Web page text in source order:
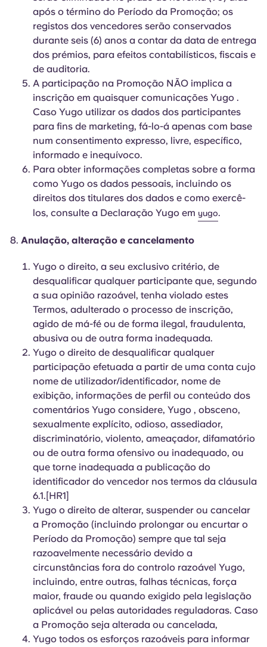
após o término do Período da Promoção; os
registos dos vencedores serão conservados
durante seis (6) anos a contar da data de entrega
dos prémios, para efeitos contabilísticos, fiscais e
de auditoria.
A participação na Promoção NÃO implica a
inscrição em quaisquer comunicações Yugo .
Caso Yugo utilizar os dados dos participantes
para fins de marketing, fá-lo-á apenas com base
num consentimento expresso, livre, específico,
informado e inequívoco.
Para obter informações completas sobre a forma
como Yugo os dados pessoais, incluindo os
direitos dos titulares dos dados e como exercê-
los, consulte a Declaração Yugo em yugo.
Anulação, alteração e cancelamento
Yugo o direito, a seu exclusivo critério, de
desqualificar qualquer participante que, segundo
a sua opinião razoável, tenha violado estes
Termos, adulterado o processo de inscrição,
agido de má-fé ou de forma ilegal, fraudulenta,
abusiva ou de outra forma inadequada.
Yugo o direito de desqualificar qualquer
participação efetuada a partir de uma conta cujo
nome de utilizador/identificador, nome de
exibição, informações de perfil ou conteúdo dos
comentários Yugo considere, Yugo , obsceno,
sexualmente explícito, odioso, assediador,
discriminatório, violento, ameaçador, difamatório
ou de outra forma ofensivo ou inadequado, ou
que torne inadequada a publicação do
identificador do vencedor nos termos da cláusula
6.1.[HR1]
Yugo o direito de alterar, suspender ou cancelar
a Promoção (incluindo prolongar ou encurtar o
Período da Promoção) sempre que tal seja
razoavelmente necessário devido a
circunstâncias fora do controlo razoável Yugo,
incluindo, entre outras, falhas técnicas, força
maior, fraude ou quando exigido pela legislação
aplicável ou pelas autoridades reguladoras. Caso
a Promoção seja alterada ou cancelada,
Yugo todos os esforços razoáveis para informar